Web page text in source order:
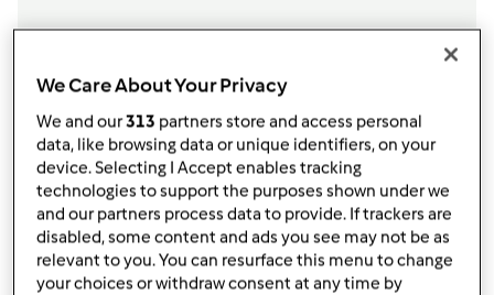
Składniki
Ciasto
400gramówmąki
20gramówdrożdży świeżych
5gramów cukru ( 1 lyzeczka)
1/2lyzeczki soli
100gramówmiekkiego masla lub margaryny
250gramówmleka
We Care About Your Privacy
We and our313 partners store and access personal
data, like browsing data or unique identifiers, on your
device. Selecting I Accept enables tracking
technologies to support the purposes shown under we
and our partners process data to provide. If trackers are
disabled, some content and ads you see may not be as
relevant to you. You can resurface this menu to change
your choices or withdraw consent at any time by